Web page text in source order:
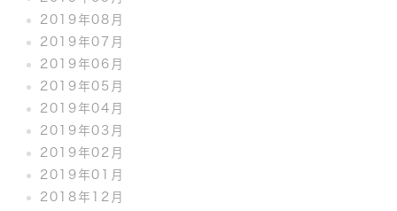
2019年08月
2019年07月
2019年06月
2019年05月
2019年04月
2019年03月
2019年02月
2019年01月
2018年12月